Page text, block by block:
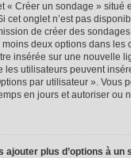
« Créer un sondage » situé
cet onglet n’est pas
de créer des
deux options dans les
insérée sur une nouvelle
les utilisateurs peuvent
par utilisateur ». Vous
en jours et autoriser ou
ajouter plus d’options à un